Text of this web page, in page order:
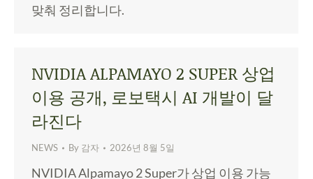
맞춰 정리합니다.
NVIDIA ALPAMAYO 2 SUPER 상업
이용 공개, 로보택시 AI 개발이 달
라진다
NEWS By 감자 2026년 8월 5일
NVIDIA Alpamayo 2 Super가 상업 이용 가능